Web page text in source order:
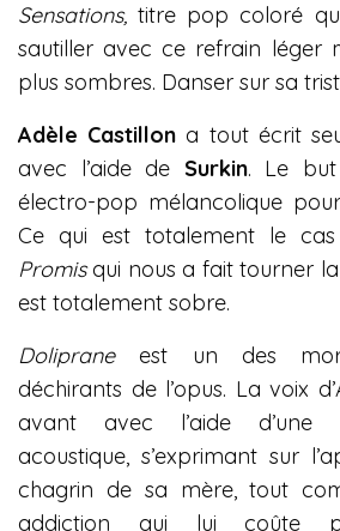
Sensations, titre pop coloré
sautiller avec ce refrain léger
plus sombres. Danser sur sa
Adèle Castillon a tout écrit
avec l’aide de Surkin. Le
électro-pop mélancolique
Ce qui est totalement le
Promisqui nous a fait tourner la
est totalement sobre.
Dolipraneest un des
déchirants de l’opus. La voix
avant avec l’aide d’une
acoustique, s’exprimant sur
chagrin de sa mère, tout
addiction qui lui coûte